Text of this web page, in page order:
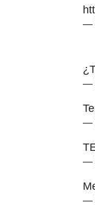
—
—
—
—
—